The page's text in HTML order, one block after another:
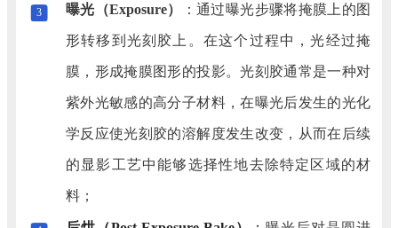
3 曝光（Exposure） ：通过曝光步骤将掩膜上的图
形转移到光刻胶上。在这个过程中，光经过掩
膜，形成掩膜图形的投影。光刻胶通常是一种对
紫外光敏感的高分子材料，在曝光后发生的光化
学反应使光刻胶的溶解度发生改变，从而在后续
的显影工艺中能够选择性地去除特定区域的材
料；